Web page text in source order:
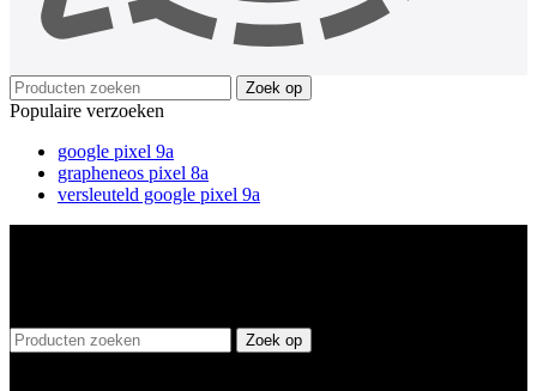
Zoek op
Populaire verzoeken
google pixel 9a
grapheneos pixel 8a
versleuteld google pixel 9a
Zoek op